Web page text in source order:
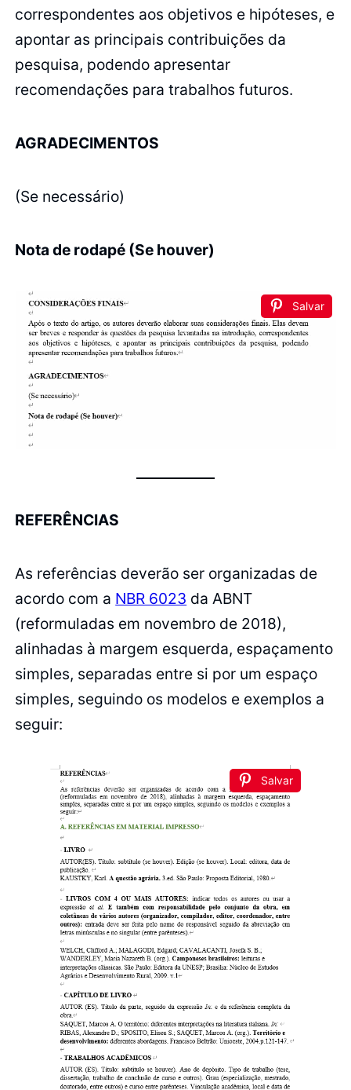
correspondentes aos objetivos e hipóteses, e
apontar as principais contribuições da
pesquisa, podendo apresentar
recomendações para trabalhos futuros.
AGRADECIMENTOS
(Se necessário)
Nota de rodapé (Se houver)
Salvar
REFERÊNCIAS
As referências deverão ser organizadas de
acordo com a NBR 6023 da ABNT
(reformuladas em novembro de 2018),
alinhadas à margem esquerda, espaçamento
simples, separadas entre si por um espaço
simples, seguindo os modelos e exemplos a
seguir:
Salvar